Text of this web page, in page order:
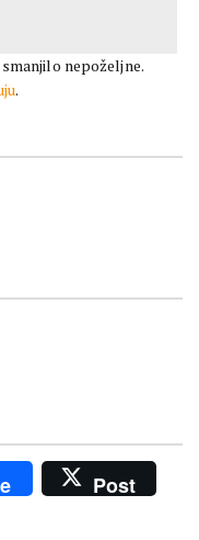
nepoželjne.
.
Post